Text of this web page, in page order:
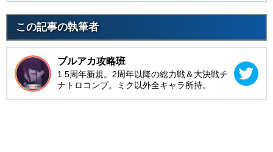
この記事の執筆者
ブルアカ攻略班
1.5周年新規。2周年以降の総力戦＆大決戦チ
ナトロコンプ。ミク以外全キャラ所持。